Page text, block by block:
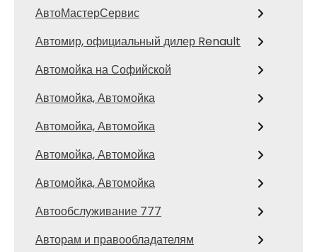
АвтоМастерСервис
Автомир, официальный дилер Renault
Автомойка на Софийской
Автомойка, Автомойка
Автомойка, Автомойка
Автомойка, Автомойка
Автомойка, Автомойка
Автообслуживание 777
Авторам и правообладателям